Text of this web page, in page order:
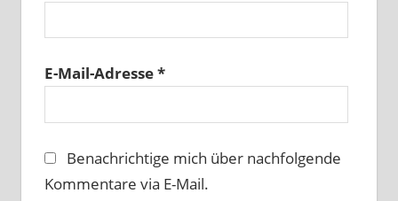
E-Mail-Adresse*
Benachrichtige mich über nachfolgende
Kommentare via E-Mail.